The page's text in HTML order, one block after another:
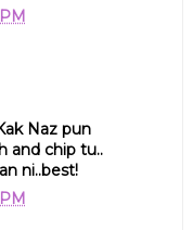
Naz pun
and chip tu..
ni..best!